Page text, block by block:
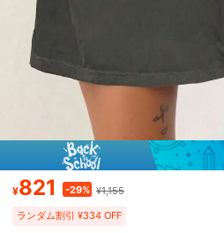
¥821 -29% ¥1,155
ランダム割引 ¥334 OFF